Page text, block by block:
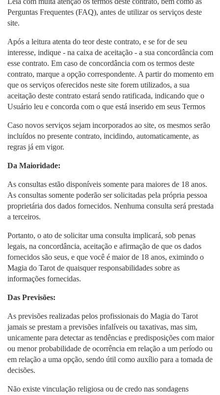
Perguntas Frequentes (FAQ), antes de utilizar os serviços deste
site.
Após a leitura atenta do teor deste contrato, e se for de seu
interesse, indique - na caixa de aceitação - a sua concordância com
esse contrato. Em caso de concordância com os termos deste
contrato, marque a opção correspondente. A partir do momento em
que os serviços oferecidos neste site forem utilizados, a sua
aceitação deste contrato estará sendo ratificada, indicando que o
Usuário leu e concorda com o que está inserido em seus Termos
Caso novos serviços sejam incorporados ao site, os mesmos serão
incluídos no presente contrato, incidindo, automaticamente, as
regras já em vigor.
Da Maioridade:
As consultas estão disponíveis somente para maiores de 18 anos.
As consultas somente poderão ser solicitadas pela própria pessoa
proprietária dos dados fornecidos. Nenhuma consulta será prestada
a terceiros.
Portanto, o ato de solicitar uma consulta implicará, sob penas
legais, na concordância, aceitação e afirmação de que os dados
fornecidos são seus, e que você é maior de 18 anos, eximindo o
Magia do Tarot de quaisquer responsabilidades sobre as
informações fornecidas.
Das Previsões:
As previsões realizadas pelos profissionais do Magia do Tarot
jamais se prestam a previsões infalíveis ou taxativas, mas sim,
unicamente para detectar as tendências e predisposições com maior
ou menor probabilidade de ocorrência em relação a um período ou
em relação a uma opção, sendo útil como auxílio para a tomada de
decisões.
Não existe vinculação religiosa ou de credo nas sondagens